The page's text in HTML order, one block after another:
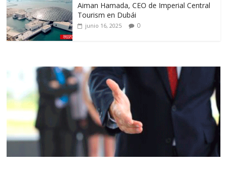
Aiman Hamada, CEO de Imperial Central
Tourism en Dubái
junio 16, 2025 0